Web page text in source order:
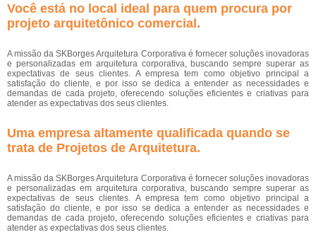
Você está no local ideal para quem procura por
projeto arquitetônico comercial.
A missão da SKBorges Arquitetura Corporativa é fornecer soluções inovadoras
e personalizadas em arquitetura corporativa, buscando sempre superar as
expectativas de seus clientes. A empresa tem como objetivo principal a
satisfação do cliente, e por isso se dedica a entender as necessidades e
demandas de cada projeto, oferecendo soluções eficientes e criativas para
atender as expectativas dos seus clientes.
Uma empresa altamente qualificada quando se
trata de Projetos de Arquitetura.
A missão da SKBorges Arquitetura Corporativa é fornecer soluções inovadoras
e personalizadas em arquitetura corporativa, buscando sempre superar as
expectativas de seus clientes. A empresa tem como objetivo principal a
satisfação do cliente, e por isso se dedica a entender as necessidades e
demandas de cada projeto, oferecendo soluções eficientes e criativas para
atender as expectativas dos seus clientes.